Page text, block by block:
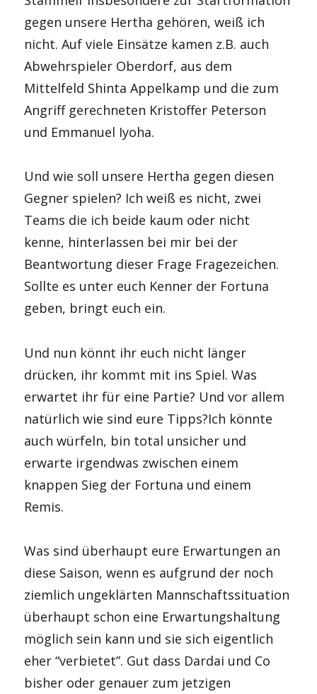
gegen unsere Hertha gehören, weiß ich
nicht. Auf viele Einsätze kamen z.B. auch
Abwehrspieler Oberdorf, aus dem
Mittelfeld Shinta Appelkamp und die zum
Angriff gerechneten Kristoffer Peterson
und Emmanuel Iyoha.
Und wie soll unsere Hertha gegen diesen
Gegner spielen? Ich weiß es nicht, zwei
Teams die ich beide kaum oder nicht
kenne, hinterlassen bei mir bei der
Beantwortung dieser Frage Fragezeichen.
Sollte es unter euch Kenner der Fortuna
geben, bringt euch ein.
Und nun könnt ihr euch nicht länger
drücken, ihr kommt mit ins Spiel. Was
erwartet ihr für eine Partie? Und vor allem
natürlich wie sind eure Tipps?Ich könnte
auch würfeln, bin total unsicher und
erwarte irgendwas zwischen einem
knappen Sieg der Fortuna und einem
Remis.
Was sind überhaupt eure Erwartungen an
diese Saison, wenn es aufgrund der noch
ziemlich ungeklärten Mannschaftssituation
überhaupt schon eine Erwartungshaltung
möglich sein kann und sie sich eigentlich
eher “verbietet”. Gut dass Dardai und Co
bisher oder genauer zum jetzigen